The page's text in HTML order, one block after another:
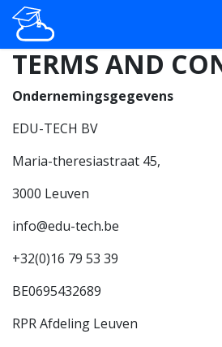
Se rendre au contenu
TERMS AND
Ondernemingsgegevens
EDU-TECH BV
Maria-theresiastraat 45,
3000 Leuven
info@edu-tech.be
+32(0)16 79 53 39
BE0695432689
RPR Afdeling Leuven